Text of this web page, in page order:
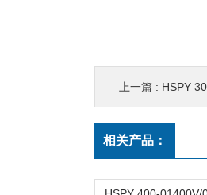
上一篇 : HSPY
相关产品：